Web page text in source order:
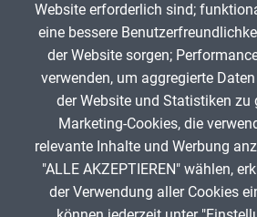
App melden
ANZEIGE
Website erforderlich sind;
eine bessere
der Website sorgen;
verwenden, um aggregierte
der Website und Statistiken zu
Marketing-Cookies, die
relevante Inhalte und Werbung
"ALLE AKZEPTIEREN" wählen,
der Verwendung aller Cookies